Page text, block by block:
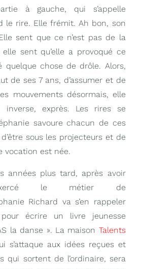
à gauche, qui s’appelle
le rire. Elle frémit. Ah bon, son
sent que ce n’est pas de la
sent qu’elle a provoqué ce
quelque chose de drôle. Alors,
de ses 7 ans, d’assumer et de
mouvements désormais, elle
exprès. Les rires se
savoure chacun de ces
sous les projecteurs et de
vocation est née.
années plus tard, après avoir
le métier de
Richard va s’en rappeler
écrire un livre jeunesse
la danse ». La maison Talents
s’attaque aux idées reçues et
qui sortent de l’ordinaire, sera